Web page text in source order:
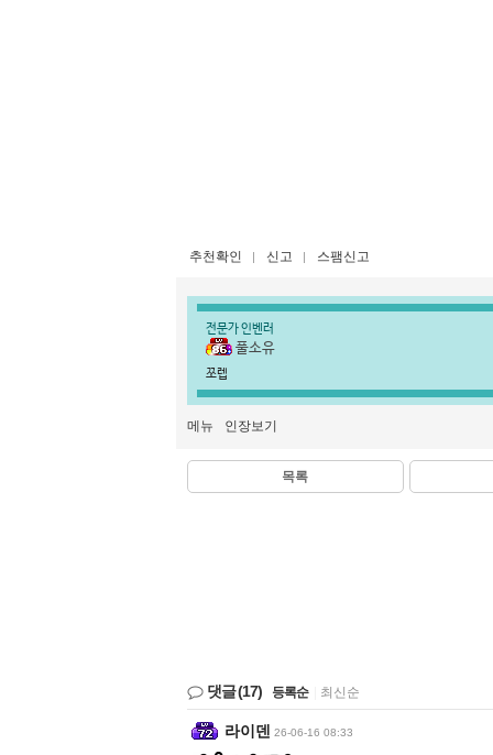
추천확인 신고 스팸신고
전문가 인벤러
풀소유
쪼렙
메뉴 인장보기
목록
댓글(17) 등록순 최신순
라이덴 26-06-16 08:33